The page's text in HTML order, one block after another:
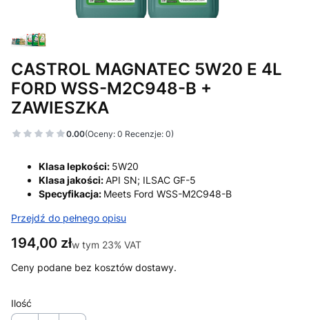
CASTROL MAGNATEC 5W20 E 4L
FORD WSS-M2C948-B +
ZAWIESZKA
0.00(Oceny: 0 Recenzje: 0)
Klasa lepkości: 5W20
Klasa jakości:API SN; ILSAC GF-5
Specyfikacja: Meets Ford WSS-M2C948-B
Przejdź do pełnego opisu
Cena
194,00 złw tym 23% VAT
w tym 23% VAT
Ceny podane bez kosztów dostawy.
Ilość